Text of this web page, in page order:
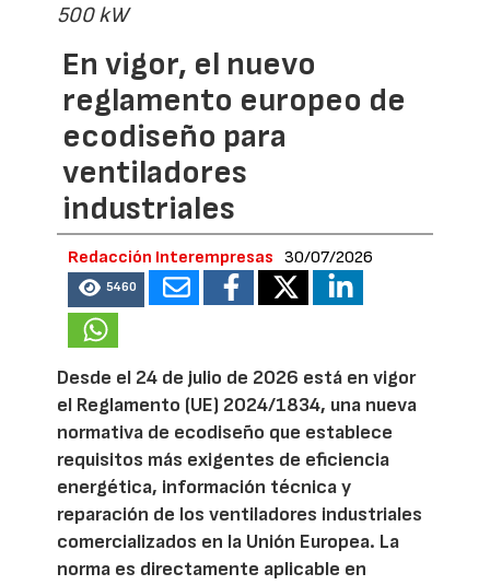
500 kW
En vigor, el nuevo
reglamento europeo de
ecodiseño para
ventiladores
industriales
Redacción Interempresas 30/07/2026
5460
Desde el 24 de julio de 2026 está en vigor
el Reglamento (UE) 2024/1834, una nueva
normativa de ecodiseño que establece
requisitos más exigentes de eficiencia
energética, información técnica y
reparación de los ventiladores industriales
comercializados en la Unión Europea. La
norma es directamente aplicable en